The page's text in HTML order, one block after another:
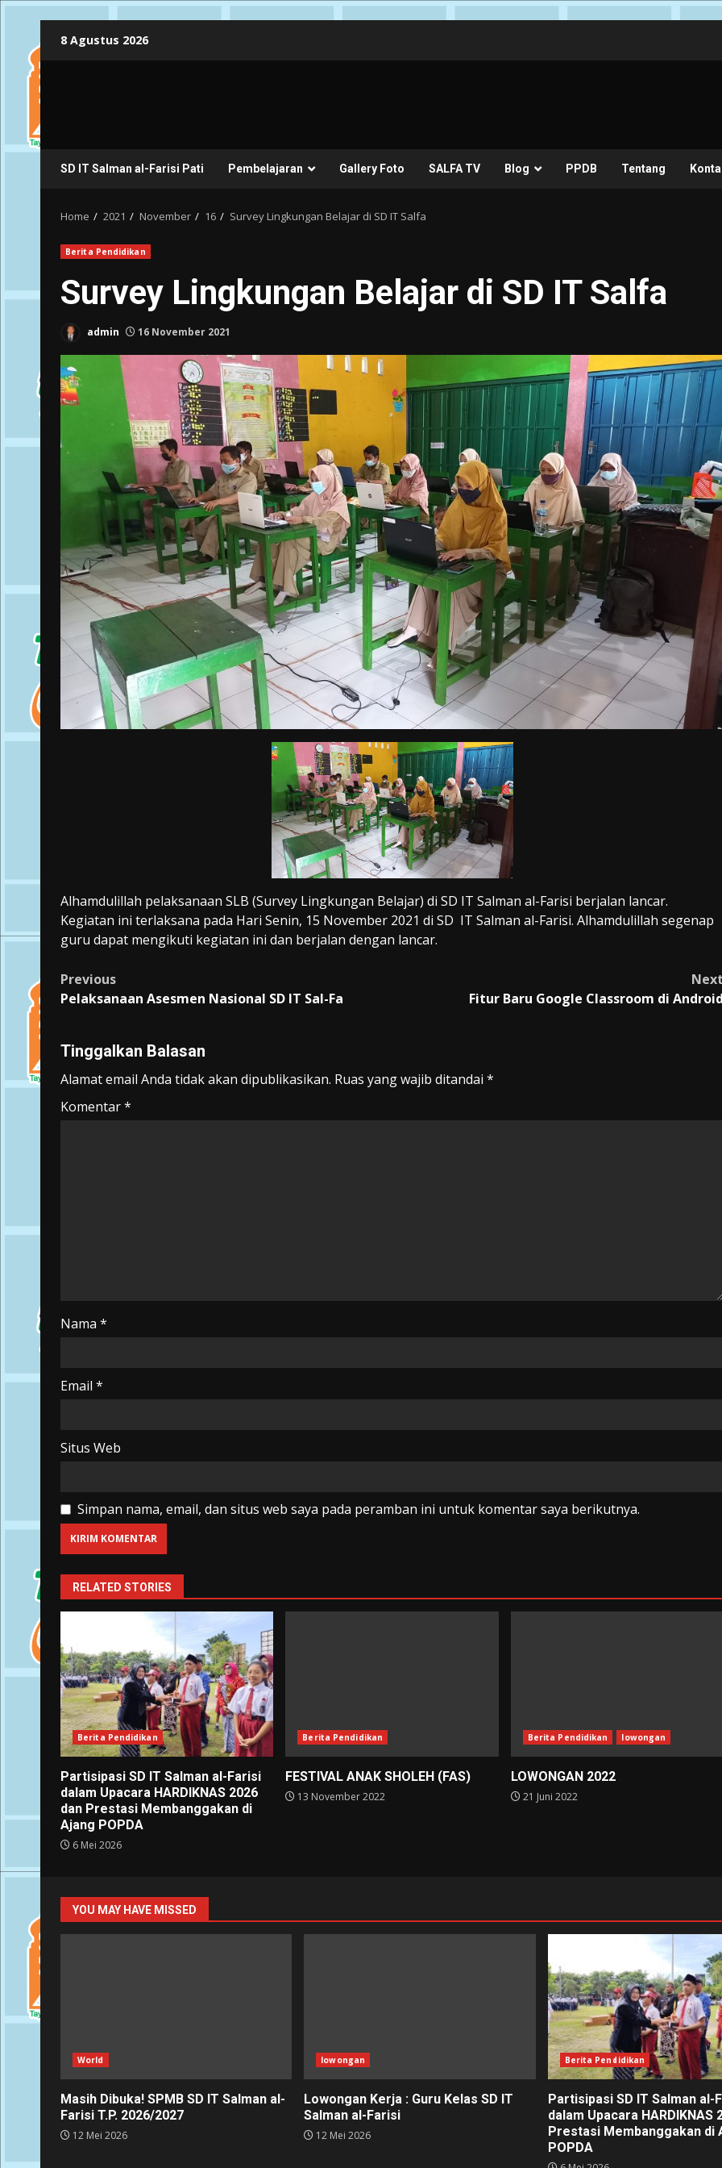
to
content
8 Agustus 2026
SD IT Salman al-Farisi Pati Pembelajaran Gallery Foto SALFA TV Blog PPDB Tentang
Home 2021 November 16 Survey Lingkungan Belajar di SD IT Salfa
Berita Pendidikan
Survey Lingkungan Belajar di SD IT Salfa
admin 16 November 2021
Alhamdulillah pelaksanaan SLB (Survey Lingkungan Belajar) di SD IT Salman al-Farisi berjalan lancar.
Kegiatan ini terlaksana pada Hari Senin, 15 November 2021 di SD IT Salman al-Farisi. Alhamdulillah segenap
guru dapat mengikuti kegiatan ini dan berjalan dengan lancar.
Post
Previous
Pelaksanaan Asesmen Nasional SD IT Sal-Fa
Fitur Baru Google Classroom di
Tinggalkan Balasan
Alamat email Anda tidak akan dipublikasikan. Ruas yang wajib ditandai *
Komentar*
Nama *
Email *
Situs Web
Simpan nama, email, dan situs web saya pada peramban ini untuk komentar saya berikutnya.
RELATED STORIES
Berita Pendidikan
Partisipasi SD IT Salman al-Farisi
dalam Upacara HARDIKNAS 2026
dan Prestasi Membanggakan di
Ajang POPDA
6 Mei 2026
Berita Pendidikan
FESTIVAL ANAK SHOLEH (FAS)
13 November 2022
Berita Pendidikan lowongan
LOWONGAN 2022
21 Juni 2022
YOU MAY HAVE MISSED
World
Masih Dibuka! SPMB SD IT Salman al-
Farisi T.P. 2026/2027
12 Mei 2026
lowongan
Lowongan Kerja : Guru Kelas SD IT
Salman al-Farisi
12 Mei 2026
Berita Pendidikan
Partisipasi SD IT Salman al-
dalam Upacara HARDIKNAS
Prestasi Membanggakan di
POPDA